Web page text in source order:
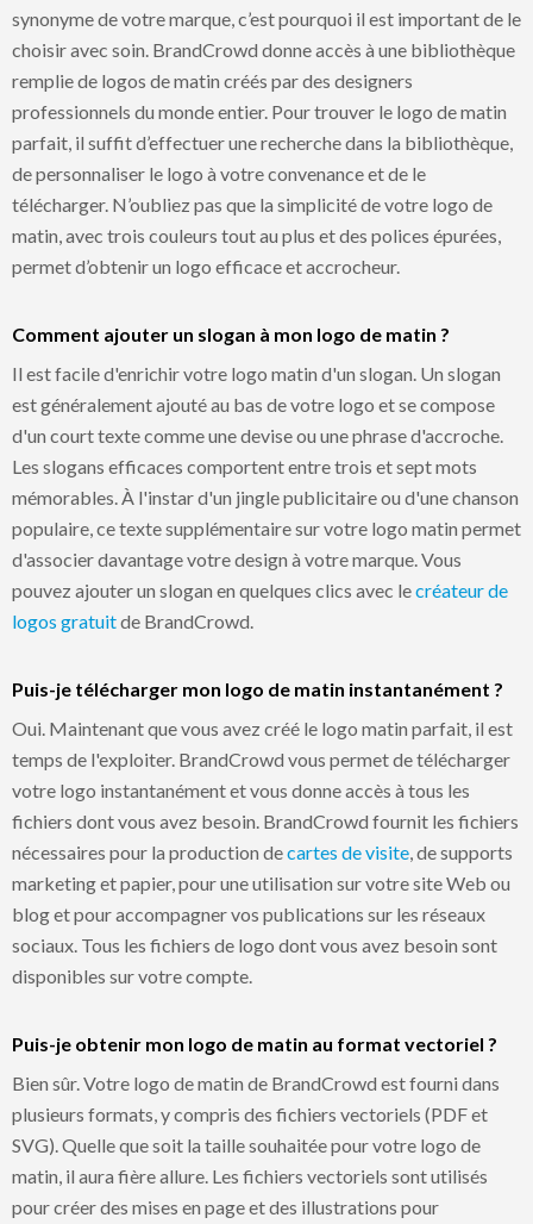
synonyme de votre marque, c’est pourquoi il est important de le
choisir avec soin. BrandCrowd donne accès à une bibliothèque
remplie de logos de matin créés par des designers
professionnels du monde entier. Pour trouver le logo de matin
parfait, il suffit d’effectuer une recherche dans la bibliothèque,
de personnaliser le logo à votre convenance et de le
télécharger. N’oubliez pas que la simplicité de votre logo de
matin, avec trois couleurs tout au plus et des polices épurées,
permet d’obtenir un logo efficace et accrocheur.
Comment ajouter un slogan à mon logo de matin ?
Il est facile d'enrichir votre logo matin d'un slogan. Un slogan
est généralement ajouté au bas de votre logo et se compose
d'un court texte comme une devise ou une phrase d'accroche.
Les slogans efficaces comportent entre trois et sept mots
mémorables. À l'instar d'un jingle publicitaire ou d'une chanson
populaire, ce texte supplémentaire sur votre logo matin permet
d'associer davantage votre design à votre marque. Vous
pouvez ajouter un slogan en quelques clics avec lecréateur de
logos gratuitde BrandCrowd.
Puis-je télécharger mon logo de matin instantanément ?
Oui. Maintenant que vous avez créé le logo matin parfait, il est
temps de l'exploiter. BrandCrowd vous permet de télécharger
votre logo instantanément et vous donne accès à tous les
fichiers dont vous avez besoin. BrandCrowd fournit les fichiers
nécessaires pour la production decartes de visite , de supports
marketing et papier, pour une utilisation sur votre site Web ou
blog et pour accompagner vos publications sur les réseaux
sociaux. Tous les fichiers de logo dont vous avez besoin sont
disponibles sur votre compte.
Puis-je obtenir mon logo de matin au format vectoriel ?
Bien sûr. Votre logo de matin de BrandCrowd est fourni dans
plusieurs formats, y compris des fichiers vectoriels (PDF et
SVG). Quelle que soit la taille souhaitée pour votre logo de
matin, il aura fière allure. Les fichiers vectoriels sont utilisés
pour créer des mises en page et des illustrations pour